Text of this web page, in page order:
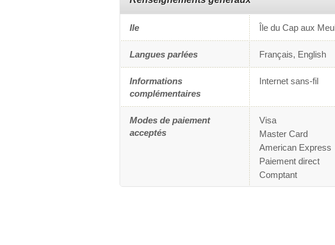
Ile Île du Cap aux
Langues parlées Français, English
Informations
complémentaires
Internet sans-fil
Modes de paiement
acceptés
Visa
Master Card
American Express
Paiement direct
Comptant